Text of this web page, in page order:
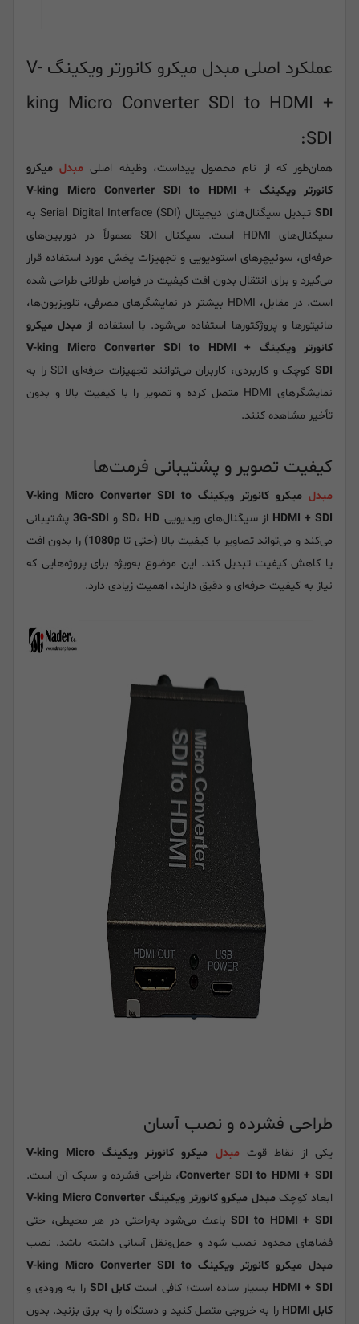
عملکرد اصلی مبدل میکرو کانورتر ویکینگ V-
king Micro Converter SDI to HDMI +
SDI:
همان‌طور که از نام محصول پیداست، وظیفه اصلی مبدل میکرو
کانورتر ویکینگ V-king Micro Converter SDI to HDMI +
SDI
تبدیل سیگنال‌های دیجیتال Serial Digital Interface (SDI) به
سیگنال‌های HDMI است. سیگنال SDI معمولاً در دوربین‌های
حرفه‌ای، سوئیچرهای استودیویی و تجهیزات پخش مورد استفاده قرار
می‌گیرد و برای انتقال بدون افت کیفیت در فواصل طولانی طراحی شده
است. در مقابل، HDMI بیشتر در نمایشگرهای مصرفی، تلویزیون‌ها،
مانیتورها و پروژکتورها استفاده می‌شود. با استفاده از مبدل میکرو
کانورتر ویکینگ V-king Micro Converter SDI to HDMI +
SDI
کوچک و کاربردی، کاربران می‌توانند تجهیزات حرفه‌ای SDI را به
نمایشگرهای HDMI متصل کرده و تصویر را با کیفیت بالا و بدون
تأخیر مشاهده کنند.
کیفیت تصویر و پشتیبانی فرمت‌ها
مبدل
میکرو کانورتر ویکینگ V-king Micro Converter SDI to
HDMI + SDI از سیگنال‌های ویدیویی SD، HD و 3G-SDIپشتیبانی
می‌کند و می‌تواند تصاویر با کیفیت بالا (حتی تا 1080p) را بدون افت
یا کاهش کیفیت تبدیل کند. این موضوع به‌ویژه برای پروژه‌هایی که
نیاز به کیفیت حرفه‌ای و دقیق دارند، اهمیت زیادی دارد.
طراحی فشرده و نصب آسان
یکی از نقاط قوتمبدل
میکرو کانورتر ویکینگ V-king Micro
Converter SDI to HDMI + SDI، طراحی فشرده و سبک آن است.
ابعاد کوچکمبدل
میکرو کانورتر ویکینگ V-king Micro Converter
SDI to HDMI + SDIباعث می‌شود به‌راحتی در هر محیطی، حتی
فضاهای محدود نصب شود و حمل‌ونقل آسانی داشته باشد. نصب
مبدل
میکرو کانورتر ویکینگ V-king Micro Converter SDI to
HDMI + SDI بسیار ساده است؛ کافی است کابل SDI
را به ورودی و
کابل HDMI
را به خروجی متصل کنید و دستگاه را به برق بزنید. بدون